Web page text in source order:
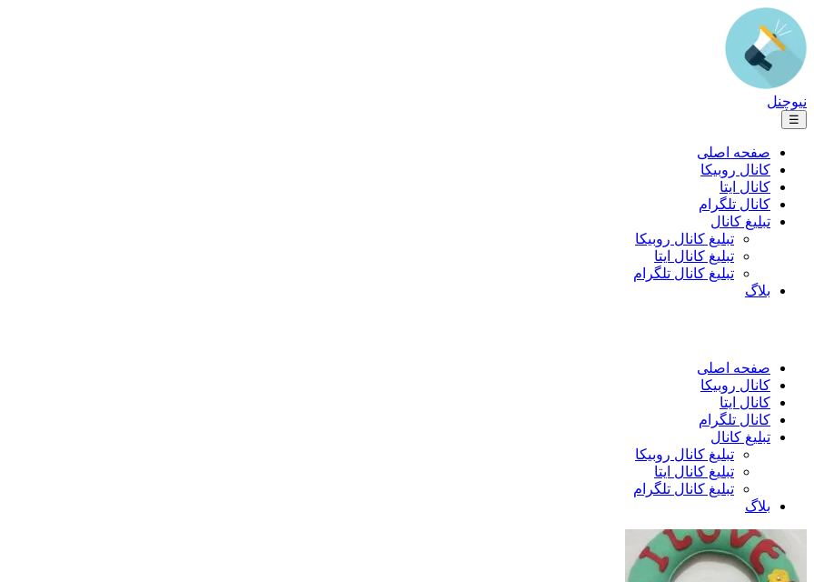
نیوچنل
☰
صفحه اصلی
کانال روبیکا
کانال ایتا
کانال تلگرام
تبلیغ کانال
تبلیغ کانال روبیکا
تبلیغ کانال ایتا
تبلیغ کانال تلگرام
بلاگ
صفحه اصلی
کانال روبیکا
کانال ایتا
کانال تلگرام
تبلیغ کانال
تبلیغ کانال روبیکا
تبلیغ کانال ایتا
تبلیغ کانال تلگرام
بلاگ